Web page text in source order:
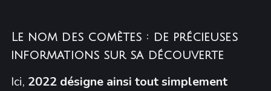
Le nom des comètes : de précieuses
informations sur sa découverte
Ici, 2022 désigne ainsi tout simplement